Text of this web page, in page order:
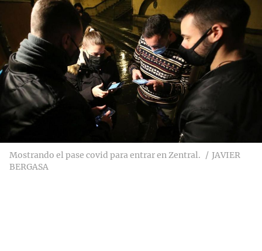
Mostrando el pase covid para entrar en Zentral.
JAVIER
BERGASA